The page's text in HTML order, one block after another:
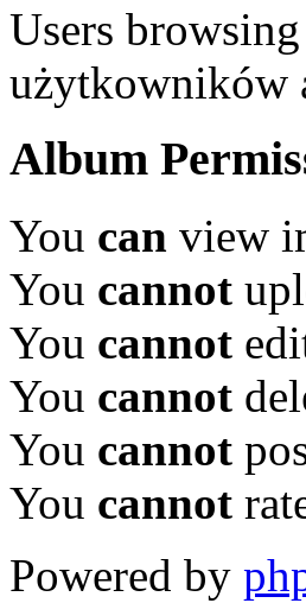
Users
użytkowników
Album
You can view
You cannot
You cannot
You cannot
You cannot
You cannot
Powered by